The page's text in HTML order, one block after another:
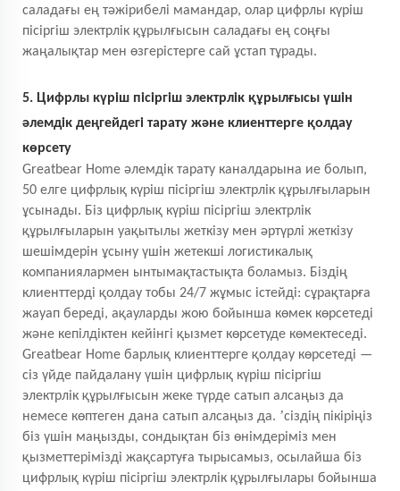
саладағы ең тәжірибелі мамандар, олар цифрлы күріш
пісіргіш электрлік құрылғысын саладағы ең соңғы
жаңалықтар мен өзгерістерге сай ұстап тұрады.
5. Цифрлы күріш пісіргіш электрлік құрылғысы үшін
әлемдік деңгейдегі тарату және клиенттерге қолдау
көрсету
Greatbear Home әлемдік тарату каналдарына ие болып,
50 елге цифрлық күріш пісіргіш электрлік құрылғыларын
ұсынады. Біз цифрлық күріш пісіргіш электрлік
құрылғыларын уақытылы жеткізу мен әртүрлі жеткізу
шешімдерін ұсыну үшін жетекші логистикалық
компаниялармен ынтымақтастықта боламыз. Біздің
клиенттерді қолдау тобы 24/7 жұмыс істейді: сұрақтарға
жауап береді, ақауларды жою бойынша көмек көрсетеді
және кепілдіктен кейінгі қызмет көрсетуде көмектеседі.
Greatbear Home барлық клиенттерге қолдау көрсетеді —
сіз үйде пайдалану үшін цифрлық күріш пісіргіш
электрлік құрылғысын жеке түрде сатып алсаңыз да
немесе көптеген дана сатып алсаңыз да. ’сіздің пікіріңіз
біз үшін маңызды, сондықтан біз өнімдеріміз мен
қызметтерімізді жақсартуға тырысамыз, осылайша біз
цифрлық күріш пісіргіш электрлік құрылғылары бойынша